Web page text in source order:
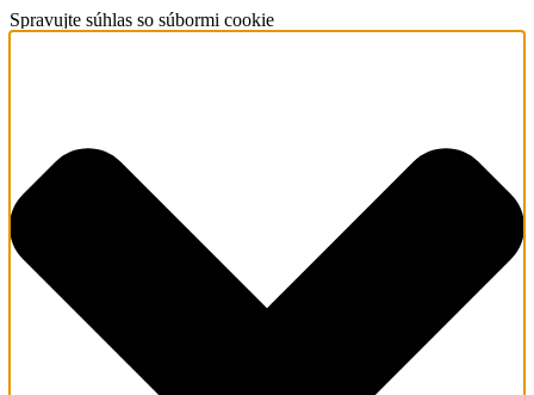
Spravujte súhlas so súbormi cookie